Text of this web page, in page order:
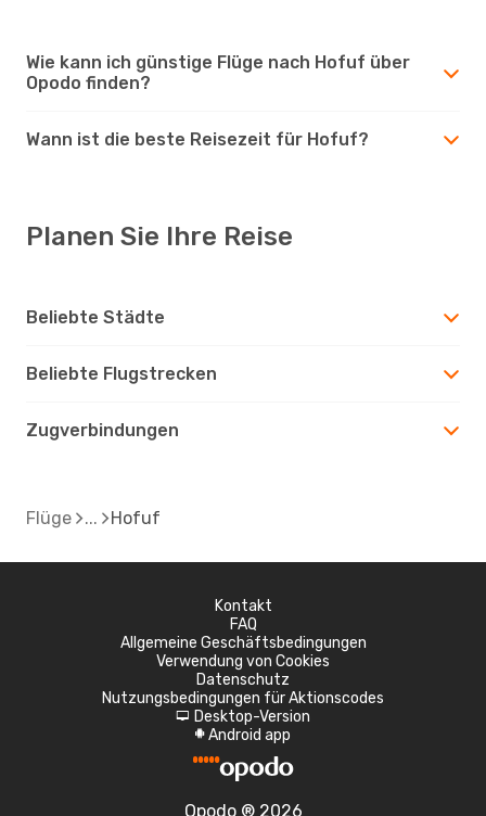
Wie kann ich günstige Flüge nach Hofuf über
Opodo finden?
Wann ist die beste Reisezeit für Hofuf?
Planen Sie Ihre Reise
Beliebte Städte
Beliebte Flugstrecken
Zugverbindungen
Flüge Hofuf
Kontakt
FAQ
Allgemeine Geschäftsbedingungen
Verwendung von Cookies
Datenschutz
Nutzungsbedingungen für Aktionscodes
d Desktop-Version
A Android app
Opodo ® 2026